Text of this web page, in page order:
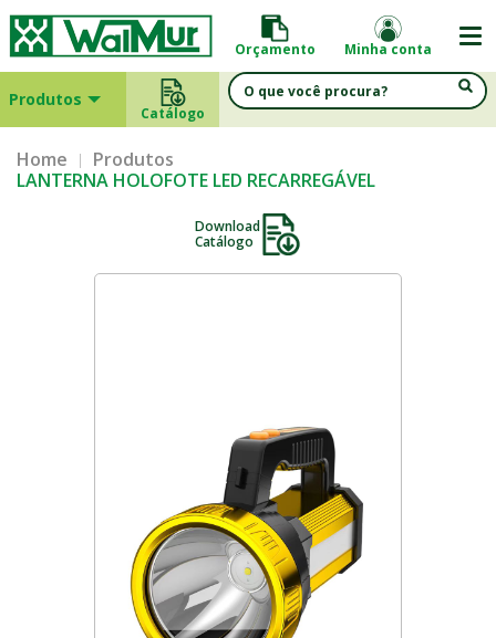
Orçamento Minha conta
Produtos
Catálogo
Home
Produtos
LANTERNA HOLOFOTE LED RECARREGÁVEL
Download
Catálogo